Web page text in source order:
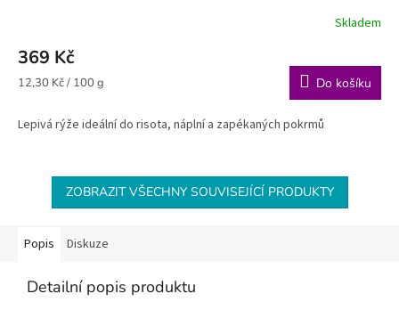
Skladem
369 Kč
Měrná
12,30 Kč / 100 g Do košíku
Lepivá rýže ideální do risota, náplní a zapékaných pokrmů
ZOBRAZIT VŠECHNY SOUVISEJÍCÍ PRODUKTY
Popis Diskuze
Detailní popis produktu